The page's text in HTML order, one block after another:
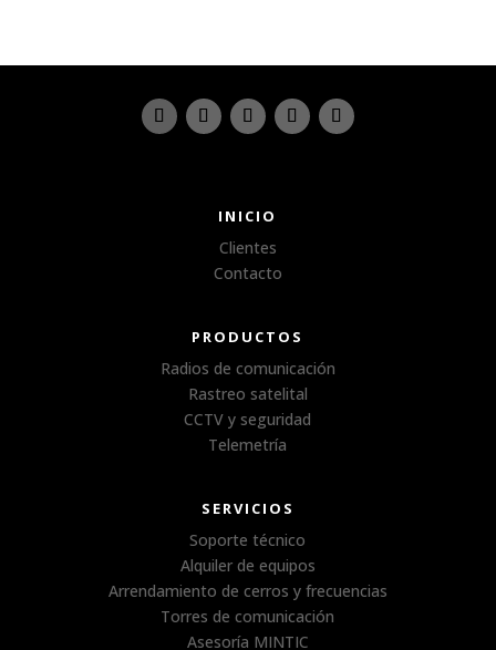
INICIO
Clientes
Contacto
PRODUCTOS
Radios de comunicación
Rastreo satelital
CCTV y seguridad
Telemetría
SERVICIOS
Soporte técnico
Alquiler de equipos
Arrendamiento de cerros y frecuencias
Torres de comunicación
Asesoría MINTIC